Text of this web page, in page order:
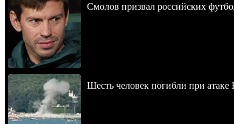
Смолов призвал российских
Шесть человек погибли при